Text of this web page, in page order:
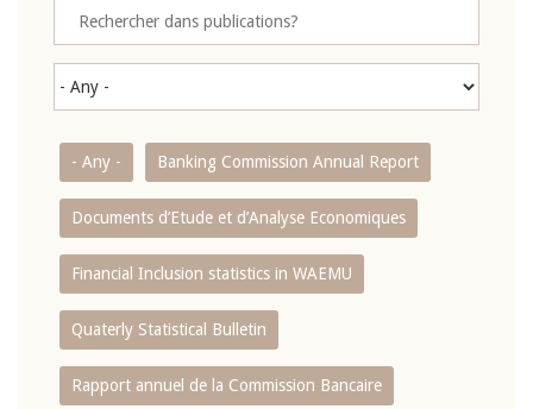
- Any - Banking Commission Annual Report
Documents d’Etude et d’Analyse Economiques
Financial Inclusion statistics in WAEMU
Quaterly Statistical Bulletin
Rapport annuel de la Commission Bancaire